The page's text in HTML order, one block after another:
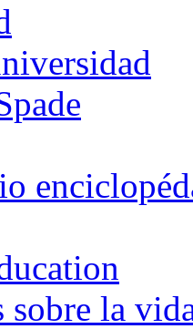
sobre la